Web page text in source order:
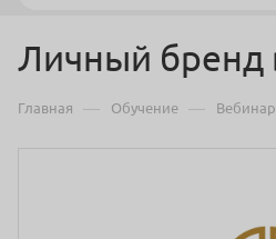
Личный бренд
Главная — Обучение —